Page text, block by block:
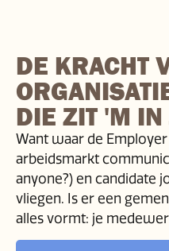
DE KRACHT
DIE ZIT 'M IN
Want waar de
arbeidsmarkt
anyone?) en candidate
vliegen. Is er een
alles vormt: je